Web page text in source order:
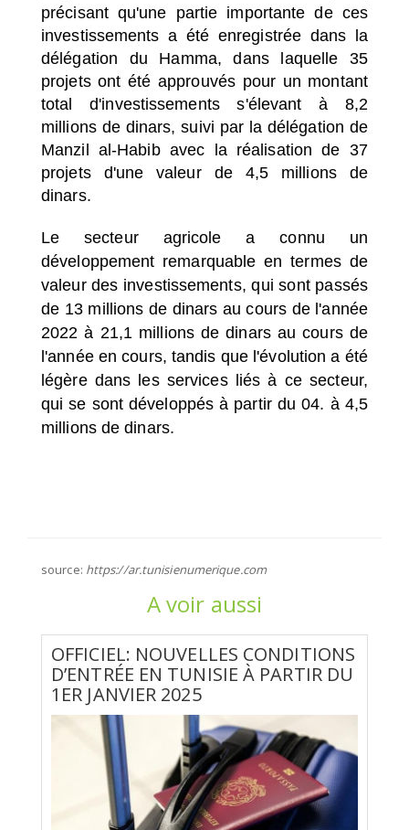
précisant qu'une partie importante de ces
investissements a été enregistrée dans la
délégation du Hamma, dans laquelle 35
projets ont été approuvés pour un montant
total d'investissements s'élevant à 8,2
millions de dinars, suivi par la délégation de
Manzil al-Habib avec la réalisation de 37
projets d'une valeur de 4,5 millions de
dinars.
Le secteur agricole a connu un
développement remarquable en termes de
valeur des investissements, qui sont passés
de 13 millions de dinars au cours de l'année
2022 à 21,1 millions de dinars au cours de
l'année en cours, tandis que l'évolution a été
légère dans les services liés à ce secteur,
qui se sont développés à partir du 04. à 4,5
millions de dinars.
source: https://ar.tunisienumerique.com
A voir aussi
OFFICIEL: NOUVELLES CONDITIONS
D’ENTRÉE EN TUNISIE À PARTIR DU
1ER JANVIER 2025